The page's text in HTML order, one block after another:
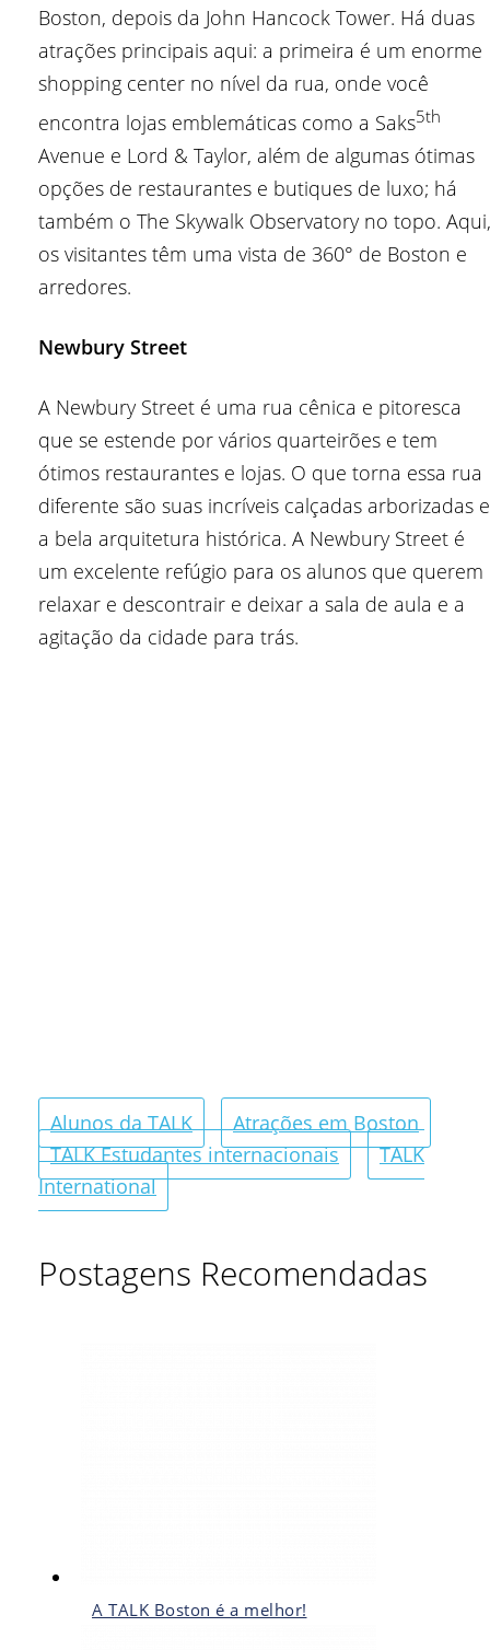
Boston, depois da John Hancock Tower. Há duas
atrações principais aqui: a primeira é um enorme
shopping center no nível da rua, onde você
encontra lojas emblemáticas como a Saks5th
Avenue e Lord & Taylor, além de algumas ótimas
opções de restaurantes e butiques de luxo; há
também o The Skywalk Observatory no topo. Aqui,
os visitantes têm uma vista de 360° de Boston e
arredores.
Newbury Street
A Newbury Street é uma rua cênica e pitoresca
que se estende por vários quarteirões e tem
ótimos restaurantes e lojas. O que torna essa rua
diferente são suas incríveis calçadas arborizadas e
a bela arquitetura histórica. A Newbury Street é
um excelente refúgio para os alunos que querem
relaxar e descontrair e deixar a sala de aula e a
agitação da cidade para trás.
Alunos da TALK
Atrações em Boston
TALK Estudantes internacionais
TALK
International
Postagens Recomendadas
A TALK Boston é a melhor!